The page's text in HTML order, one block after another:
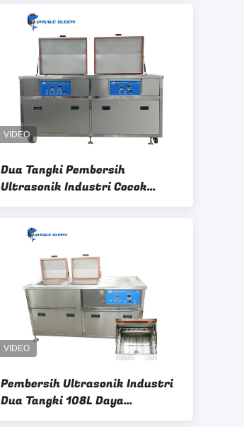
Dua Tangki Pembersih
Ultrasonik Industri Cocok
Untuk Pembersih Injektor Mobil
Pembersih Ultrasonik Industri
Dua Tangki 108L Daya
Disesuaikan 0-1500W